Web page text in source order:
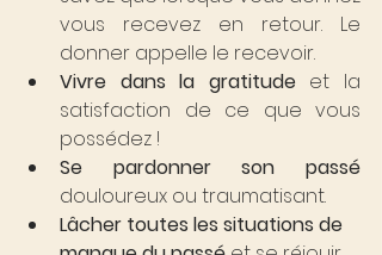
vous recevez en retour. Le
donner appelle le recevoir.
Vivre dans la gratitude et la
satisfaction de ce que vous
possédez !
Se pardonner son passé
douloureux ou traumatisant.
Lâcher toutes les situations de